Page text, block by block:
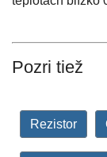
Pozri tiež
Rezistor